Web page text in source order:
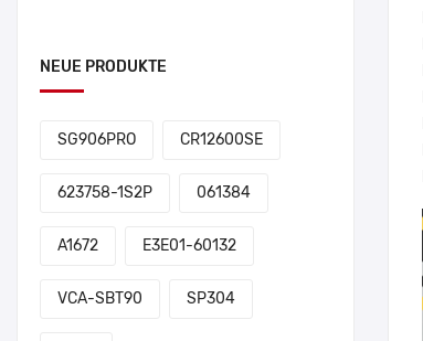
NEUE PRODUKTE
SG906PRO CR12600SE
623758-1S2P 061384
A1672 E3E01-60132
VCA-SBT90 SP304